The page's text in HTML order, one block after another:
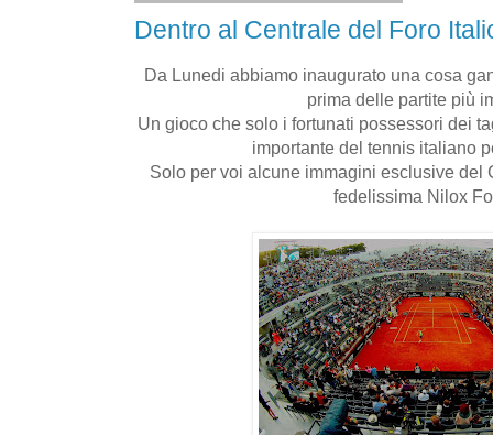
Dentro al Centrale del Foro
Da Lunedi abbiamo inaugurato una cosa
prima delle partite più
Un gioco che solo i fortunati possessori dei
importante del tennis italiano
Solo per voi alcune immagini esclusive del
fedelissima Nilox